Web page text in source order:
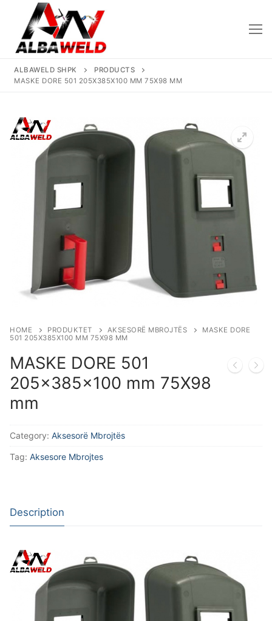
content
Rreth Nesh
Produktet
Saldatriçe
Aksesorë Saldimi
Plazma
Të Reja
ALBAWELD SHPK
PRODUCTS
MASKE DORE 501 205X385X100 MM 75X98 MM
🔍
HOME PRODUKTET AKSESORË MBROJTËS
MASKE DORE
501 205X385X100 MM 75X98 MM
MASKE DORE 501
205x385x100 mm 75X98
mm
Category: Aksesorë Mbrojtës
Tag: Aksesore Mbrojtes
Description